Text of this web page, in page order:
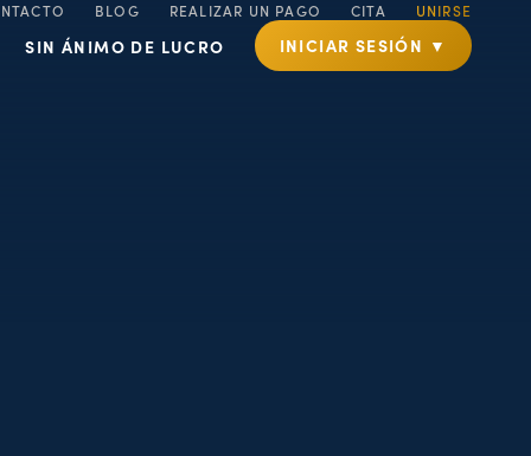
BLOG REALIZAR UN PAGO CITA UNIRSE
SIN ÁNIMO DE LUCRO INICIAR SESIÓN ▼